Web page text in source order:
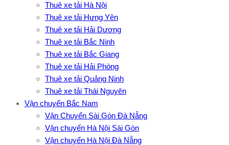
Thuê xe tải Hà Nội
Thuê xe tải Hưng Yên
Thuê xe tải Hải Dương
Thuê xe tải Bắc Ninh
Thuê xe tải Bắc Giang
Thuê xe tải Hải Phòng
Thuê xe tải Quảng Ninh
Thuê xe tải Thái Nguyên
Vận chuyển Bắc Nam
Vận Chuyển Sài Gòn Đà Nẵng
Vận chuyển Hà Nội Sài Gòn
Vận chuyển Hà Nội Đà Nẵng